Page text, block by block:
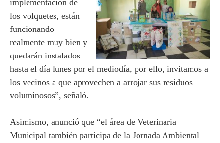
implementación de
los volquetes, están
funcionando
realmente muy bien y
quedarán instalados
hasta el día lunes por el mediodía, por ello, invitamos a
los vecinos a que aprovechen a arrojar sus residuos
voluminosos”, señaló.
Asimismo, anunció que “el área de Veterinaria
Municipal también participa de la Jornada Ambiental